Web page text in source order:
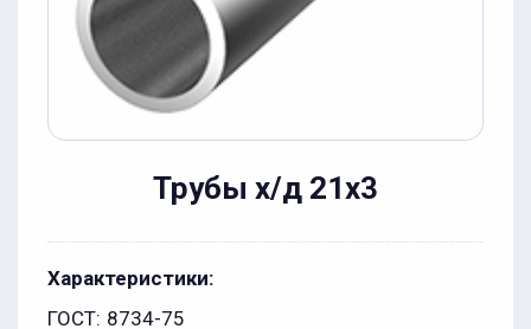
Трубы х/д 21x3
Характеристики:
ГОСТ: 8734-75